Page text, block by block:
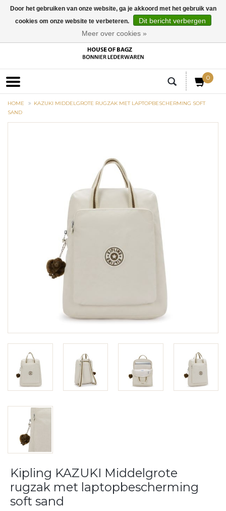
0
HOME
KAZUKI MIDDELGROTE RUGZAK MET LAPTOPBESCHERMING SOFT
SAND
Kipling KAZUKI Middelgrote
rugzak met laptopbescherming
soft sand
Door het gebruiken van onze website, ga je akkoord met het gebruik van
cookies om onze website te verbeteren.
Dit bericht verbergen
Meer over cookies »